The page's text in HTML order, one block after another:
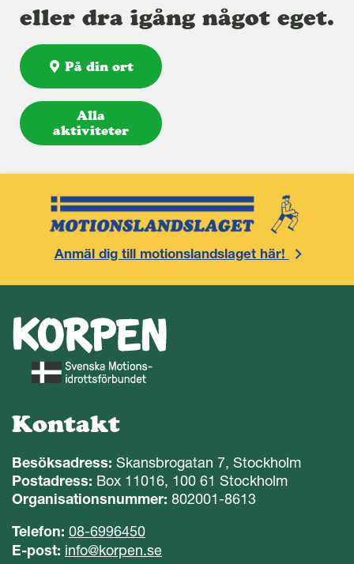
eller dra igång något eget.
På din ort
Alla
aktiviteter
Anmäl dig till motionslandslaget här!
Kontakt
Besöksadress: Skansbrogatan 7, Stockholm
Postadress: Box 11016, 100 61 Stockholm
Organisationsnummer: 802001-8613
Telefon: 08-6996450
E-post: info@korpen.se